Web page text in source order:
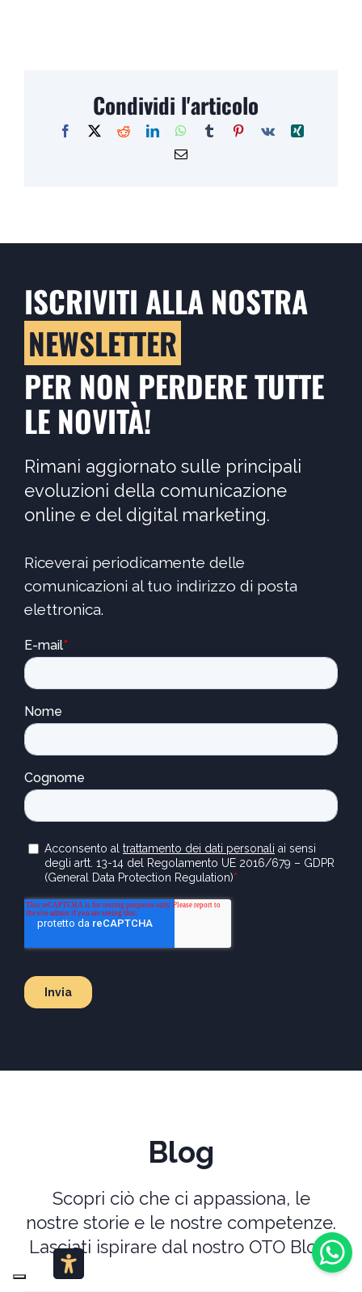
Condividi l'articolo
ISCRIVITI ALLA NOSTRA
NEWSLETTER
PER NON PERDERE TUTTE
LE NOVITÀ!
Rimani aggiornato sulle principali
evoluzioni della comunicazione
online e del digital marketing.
Riceverai periodicamente delle
comunicazioni al tuo indirizzo di posta
elettronica.
Blog
Scopri ciò che ci appassiona, le
nostre storie e le nostre competenze.
Lasciati ispirare dal nostro OTO Blog!